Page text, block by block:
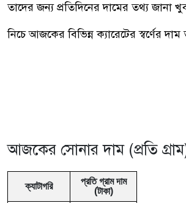
তাদের জন্য প্রতিদিনের দামের তথ্য জানা
নিচে আজকের বিভিন্ন ক্যারেটের স্বর্ণের
আজকের সোনার দাম (প্রতি
ক্যাটাগরি
প্রতি গ্রাম দাম
(টাকা)